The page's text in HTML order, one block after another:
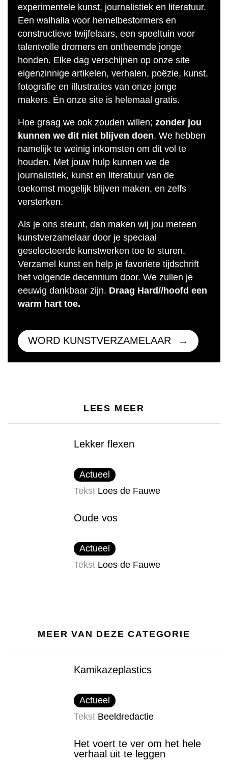
experimentele kunst, journalistiek en literatuur.
Een walhalla voor hemelbestormers en
constructieve twijfelaars, een speeltuin voor
talentvolle dromers en ontheemde jonge
honden. Elke dag verschijnen op onze site
eigenzinnige artikelen, verhalen, poëzie, kunst,
fotografie en illustraties van onze jonge
makers. Én onze site is helemaal gratis.
Hoe graag we ook zouden willen; zonder jou
kunnen we dit niet blijven doen. We hebben
namelijk te weinig inkomsten om dit vol te
houden. Met jouw hulp kunnen we de
journalistiek, kunst en literatuur van de
toekomst mogelijk blijven maken, en zelfs
versterken.
Als je ons steunt, dan maken wij jou meteen
kunstverzamelaar door je speciaal
geselecteerde kunstwerken toe te sturen.
Verzamel kunst en help je favoriete tijdschrift
het volgende decennium door. We zullen je
eeuwig dankbaar zijn. Draag Hard//hoofd een
warm hart toe.
WORD KUNSTVERZAMELAAR
LEES MEER
Lekker flexen
Actueel
Tekst Loes de Fauwe
Oude vos
Actueel
Tekst Loes de Fauwe
MEER VAN DEZE CATEGORIE
Kamikazeplastics
Actueel
Tekst Beeldredactie
Het voert te ver om het hele
verhaal uit te leggen